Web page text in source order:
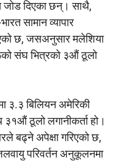
जोड दिएका छन्। साथै,
सामान व्यापार
छ, जसअनुसार मलेशिया
संघ भित्रको ३औं ठूलो
३.३ बिलियन अमेरिकी
३१औं ठूलो लगानीकर्ता हो।
बढ्ने अपेक्षा गरिएको छ,
परिवर्तन अनुकूलनमा